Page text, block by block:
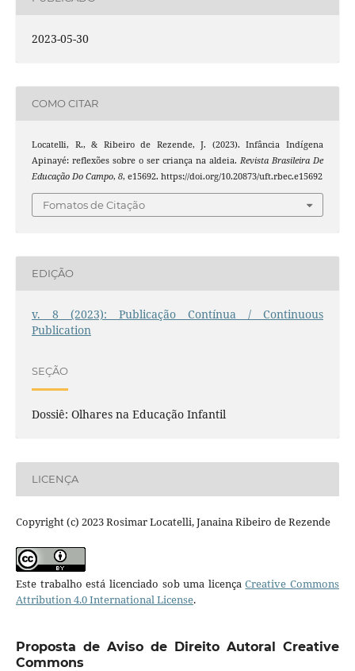
2023-05-30
COMO CITAR
Locatelli, R., & Ribeiro de Rezende, J. (2023). Infância Indígena
Apinayé: reflexões sobre o ser criança na aldeia.Revista Brasileira De
Educação Do Campo, 8, e15692. https://doi.org/10.20873/uft.rbec.e15692
Fomatos de Citação
EDIÇÃO
v. 8 (2023): Publicação Contínua / Continuous
Publication
SEÇÃO
Dossiê: Olhares na Educação Infantil
LICENÇA
Copyright (c) 2023 Rosimar Locatelli, Janaina Ribeiro de Rezende
Este trabalho está licenciado sob uma licençaCreative Commons
Attribution 4.0 International License.
Proposta de Aviso de Direito Autoral Creative
Commons